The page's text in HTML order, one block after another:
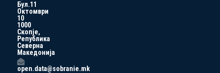
Бул.11
Октомври
10
1000
Скопје,
Република
Северна
Македонија
open.data@sobranie.mk